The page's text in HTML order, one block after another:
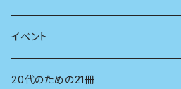
経営学
言語学
電子版（PDF）
イベント
20代のための21冊